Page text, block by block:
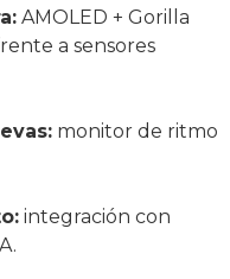
AMOLED + Gorilla
a sensores
monitor de ritmo
integración con